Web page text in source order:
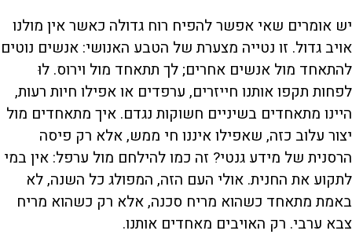
יש אומרים שאי אפשר להפיח רוח גדולה כאשר אין מולנו
אויב גדול. זו נטייה מצערת של הטבע האנושי: אנשים נוטים
להתאחד מול אנשים אחרים; לך תתאחד מול וירוס. לוּ
לפחות תקפו אותנו חייזרים, ערפדים או אפילו חיות רעות,
היינו מתאחדים בשיניים חשוקות נגדם. איך מתאחדים מול
יצור עלוב כזה, שאפילו איננו חי ממש, אלא רק פיסה
הרסנית של מידע גנטי? זה כמו להילחם מול ערפל: אין במי
לתקוע את החנית. אולי העם הזה, המפולג כל השנה, לא
באמת מתאחד כשהוא מריח סכנה, אלא רק כשהוא מריח
צבא ערבי. רק האויבים מאחדים אותנו.